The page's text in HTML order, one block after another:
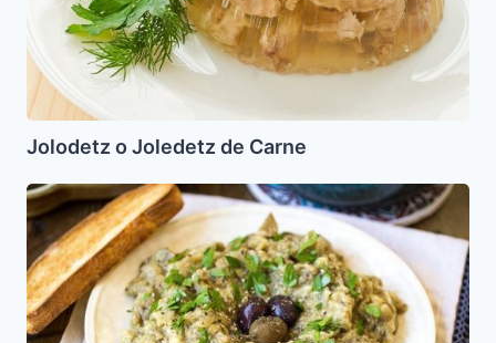
Jolodetz o Joledetz de Carne
Salata
De
Berendjenas
a
la
Turka